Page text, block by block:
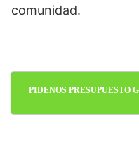
comunidad.
PIDENOS PRESUPUESTO